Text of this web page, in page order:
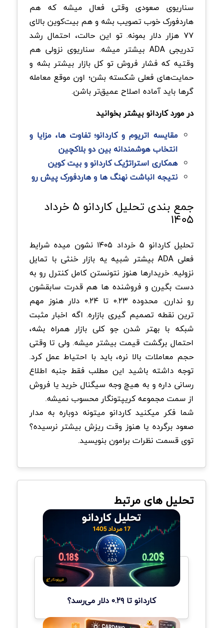
سناریوی صعودی وقتی فعال میشه که هم
هاردفورک خوب تصویب بشه و هم بیت‌کوین بالای
۷۷ هزار دلار بمونه. تو این حالت، احتمال رشد
تدریجی ADA بیشتر میشه. سناریوی نزولی هم
وقتیه که فشار فروش تو کل بازار بیشتر بشه و
حمایت‌های فعلی شکسته بشن؛ اون موقع معامله
گرها باید آماده اصلاح عمیق‌تر باشن.
در مورد کاردانو بیشتر بخوانید
مقایسه اتریوم و کاردانو؛ تفاوت ها، مزایا و
انتخاب هوشمندانه بین دو بلاکچین
همکاری استراتژیک کاردانو و بیت‌ کوین
نتیجه انباشت نهنگ ها و هاردفورک پیش رو
جمع بندی تحلیل کاردانو ۵ خرداد
۱۴۰۵
تحلیل کاردانو ۵ خرداد ۱۴۰۵ نشون میده شرایط
فعلی ADA بیشتر شبیه یه بازار خنثی با تمایل
نزولیه. خریدارها هنوز نتونستن کامل کنترل رو به
دست بگیرن و فروشنده ها هم قدرت سابقشون
رو ندارن. محدوده ۰.۲۳ تا ۰.۲۴ دلار هنوز مهم
ترین نقطه تصمیم گیری بازاره. اگه اخبار مثبت
شبکه با بهتر شدن جو کلی بازار همراه بشه،
احتمال برگشت قیمت بیشتر میشه. ولی تا وقتی
حجم معاملات بالا نره، باید با احتیاط عمل کرد.
توجه داشته باشید این مطلب فقط جنبه اطلاع
رسانی داره و به هیچ وجه سیگنال خرید یا فروش
از سمت مجموعه کریپتونگار محسوب نمیشه.
شما فکر میکنید کاردانو میتونه دوباره به مدار
صعود برگرده یا هنوز وقت ریزش بیشتر نرسیده؟
توی قسمت نظرات برامون بنویسید.
تحلیل های مرتبط
کاردانو تا ۰.۲۹ دلار می‌رسد؟